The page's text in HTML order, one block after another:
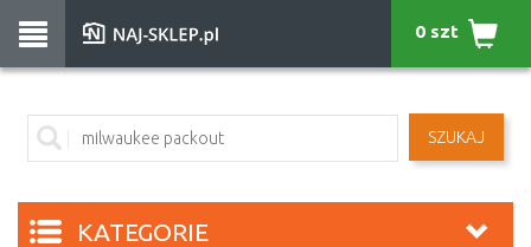
SZUKAJ
0 szt
KATEGORIE